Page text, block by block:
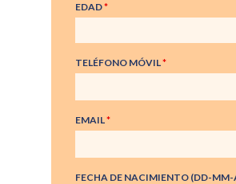
EDAD*
TELÉFONO MÓVIL*
EMAIL*
FECHA DE NACIMIENTO (DD-